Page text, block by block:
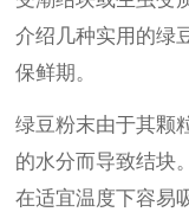
介绍几种实用的绿
保鲜期。
绿豆粉末由于其颗
的水分而导致结块
在适宜温度下容易